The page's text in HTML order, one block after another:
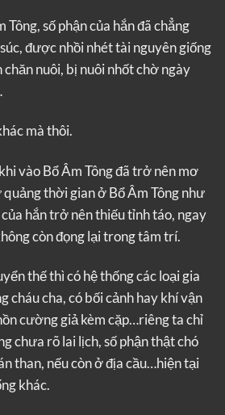
Tông, số phận của hắn đã chẳng
được nhồi nhét tài nguyên giống
nuôi, bị nuôi nhốt chờ ngày
mà thôi.
vào Bổ Âm Tông đã trở nên mơ
thời gian ở Bổ Âm Tông như
hắn trở nên thiếu tỉnh táo, ngay
còn đọng lại trong tâm trí.
thế thì có hệ thống các loại gia
cháu cha, có bối cảnh hay khí vận
cường giả kèm cặp…riêng ta chỉ
chưa rõ lai lịch, số phận thật chó
than, nếu còn ở địa cầu…hiện tại
khác.